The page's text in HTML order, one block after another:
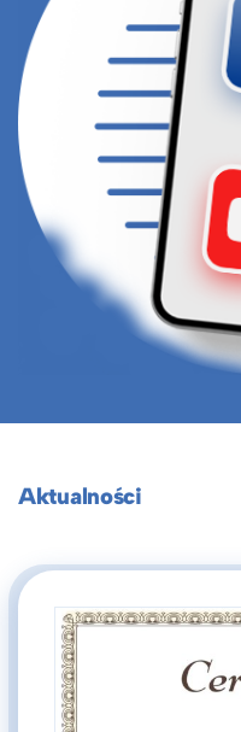
Aktualności